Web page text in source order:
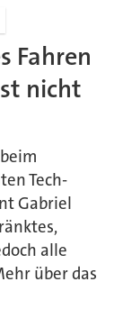
Fahren
nicht
Tech-
Gabriel
alle
über das